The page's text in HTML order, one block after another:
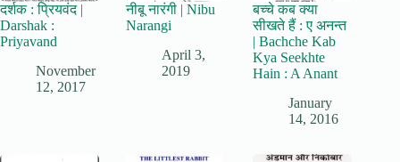
दर्शक : प्रियवंद |
Darshak :
Priyavand
November
12, 2017
नीबू नारंगी | Nibu
Narangi
April 3,
2019
बच्चे कब क्या
सीखते हैं : ए अनन्त
| Bachche Kab
Kya Seekhte
Hain : A Anant
January
14, 2016